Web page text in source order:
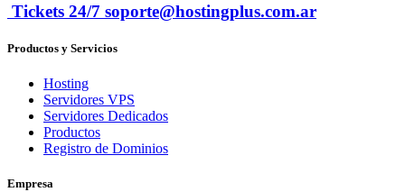
Tickets 24/7 soporte@hostingplus.com.ar
Productos y Servicios
Hosting
Servidores VPS
Servidores Dedicados
Productos
Registro de Dominios
Empresa